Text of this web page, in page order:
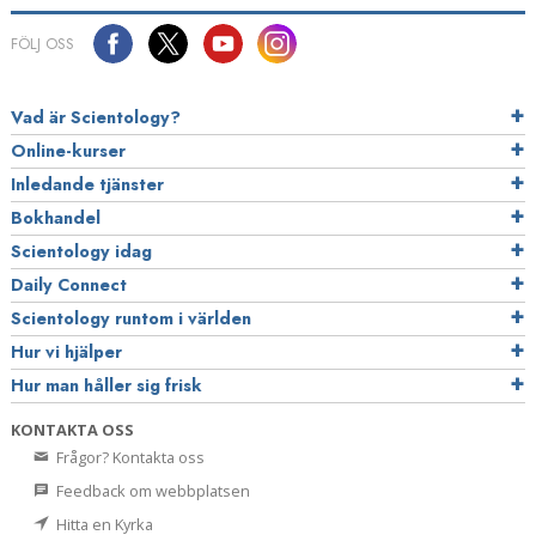
FÖLJ OSS
Vad är Scientology?
Online-kurser
Inledande tjänster
Bokhandel
Scientology idag
Daily Connect
Scientology runtom i världen
Hur vi hjälper
Hur man håller sig frisk
KONTAKTA OSS
Frågor? Kontakta oss
Feedback om webbplatsen
Hitta en Kyrka